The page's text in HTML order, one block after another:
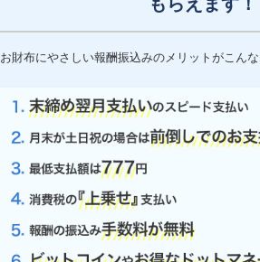
お財布にやさしい報酬振込みのメリットがこんな